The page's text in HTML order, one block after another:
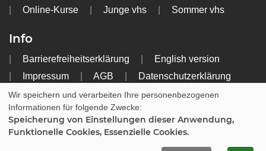
Online-Kurse
Junge vhs Sommer vhs
Info
Barrierefreiheitserklärung
English version
Impressum
AGB
Datenschutzerklärung
Widerrufsbelehrung
Cookie Einstellungen
Wir speichern und verarbeiten Ihre personenbezogenen
Informationen für folgende Zwecke:
Speicherung von Einstellungen dieser Anwendung,
Funktionelle Cookies, Essenzielle Cookies.